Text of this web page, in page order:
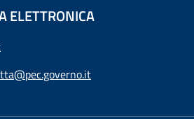
ELETTRONICA